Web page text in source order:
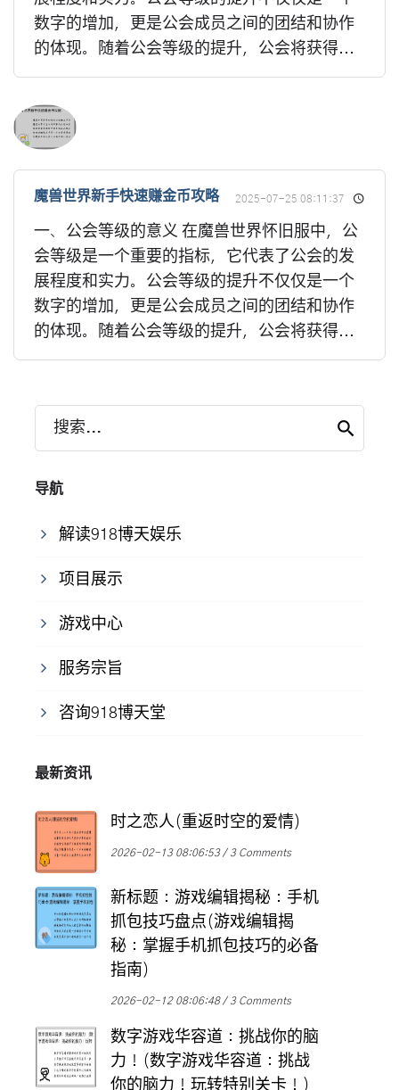
数字的增加，更是公会成员之间的团结和协作
的体现。随着公会等级的提升，公会将获得...
魔兽世界新手快速赚金币攻略 2025-07-25 08:11:37
一、公会等级的意义 在魔兽世界怀旧服中，公
会等级是一个重要的指标，它代表了公会的发
展程度和实力。公会等级的提升不仅仅是一个
数字的增加，更是公会成员之间的团结和协作
的体现。随着公会等级的提升，公会将获得...
搜索...
导航
解读918博天娱乐
项目展示
游戏中心
服务宗旨
咨询918博天堂
最新资讯
时之恋人(重返时空的爱情)
2026-02-13 08:06:53 3 Comments
新标题：游戏编辑揭秘：手机
抓包技巧盘点(游戏编辑揭
秘：掌握手机抓包技巧的必备
指南)
2026-02-12 08:06:48 3 Comments
数字游戏华容道：挑战你的脑
力！(数字游戏华容道：挑战
你的脑力！玩转特别关卡！)